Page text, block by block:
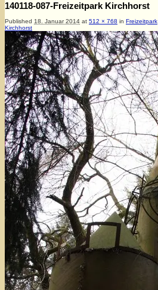
140118-087-Freizeitpark Kirchhorst
Published 18. Januar 2014 at 512 × 768 in Freizeitpark
Kirchhorst